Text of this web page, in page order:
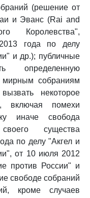
(решение от
и Эванс (Rai and
Королевства",
года по делу
и др.); публичные
определенную
мирным собраниям
некоторое
включая помехи
иначе свобода
существа
по делу "Акгел и
от 10 июля 2012
против России" и
свободе собраний
кроме случаев